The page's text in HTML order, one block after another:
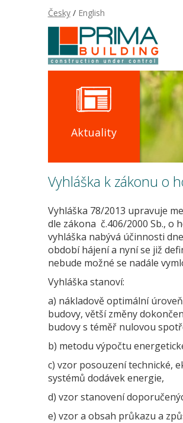
Česky/ English
Aktuality
Vyhláška k zákonu o
Vyhláška 78/2013 upravuje
dle zákona č.406/2000 Sb., o
vyhláška nabývá účinnosti
období hájení a nyní se již
nebude možné se nadále
Vyhláška stanoví:
a) nákladově optimální
budovy, větší změny
budovy s téměř nulovou
b) metodu výpočtu
c) vzor posouzení technické,
systémů dodávek energie,
d) vzor stanovení
e) vzor a obsah průkazu a